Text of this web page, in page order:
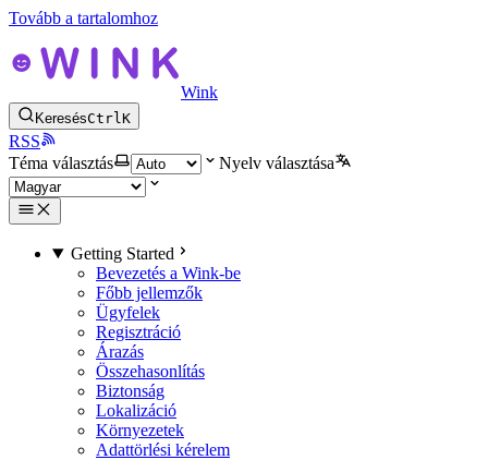
Tovább a tartalomhoz
Wink
KeresésCtrlK
RSS
Téma választás
Nyelv választása
Getting Started
Bevezetés a Wink-be
Főbb jellemzők
Ügyfelek
Regisztráció
Árazás
Összehasonlítás
Biztonság
Lokalizáció
Környezetek
Adattörlési kérelem